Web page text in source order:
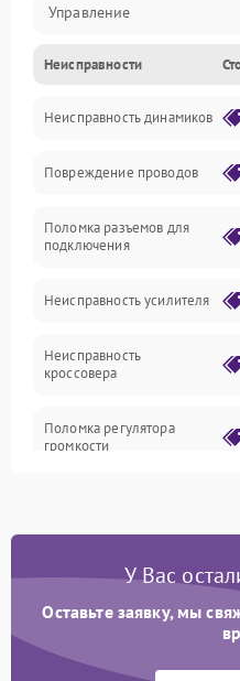
Управление
Электропитание
Связь
Механические
Неисправности
Неисправность динамиков
Повреждение проводов
Поломка разъемов для
подключения
Неисправность усилителя
Неисправность
кроссовера
Поломка регулятора
громкости
Поломка системы
отключения
Неисправность системы
У Вас
Оставьте заявку, мы